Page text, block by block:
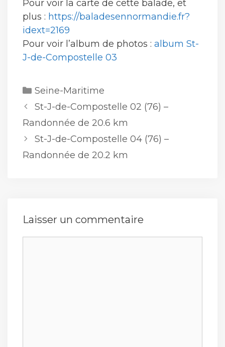
Pour voir la carte de cette balade, et
plus : https://baladesennormandie.fr?
idext=2169
Pour voir l’album de photos : album St-
J-de-Compostelle 03
Catégories
Seine-Maritime
St-J-de-Compostelle 02 (76) –
Randonnée de 20.6 km
St-J-de-Compostelle 04 (76) –
Randonnée de 20.2 km
Laisser un commentaire